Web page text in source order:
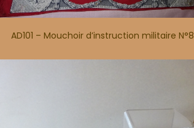
AD101 – Mouchoir d’instruction militaire N°8